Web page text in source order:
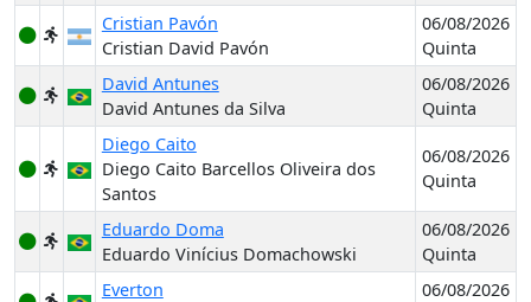
Cristian Pavón
Cristian David Pavón
06/08/2026
Quinta
David Antunes
David Antunes da Silva
06/08/2026
Quinta
Diego Caito
Diego Caito Barcellos Oliveira dos
Santos
06/08/2026
Quinta
Eduardo Doma
Eduardo Vinícius Domachowski
06/08/2026
Quinta
Everton
06/08/2026